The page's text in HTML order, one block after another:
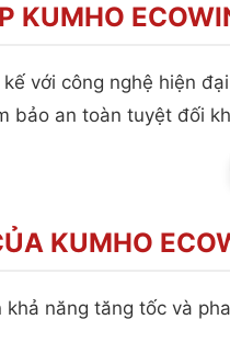
KUMHO
kế với công nghệ hiện
bảo an toàn tuyệt đối
KUMHO
khả năng tăng tốc và